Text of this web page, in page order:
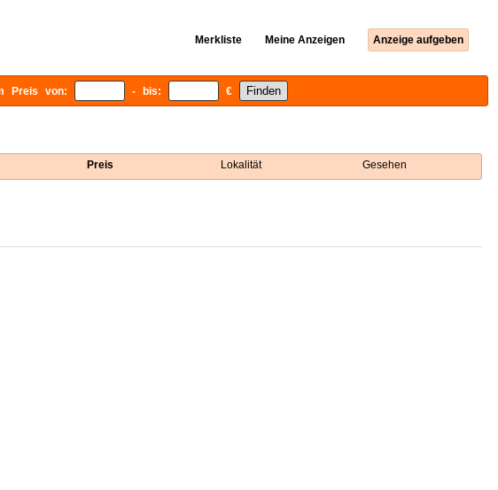
Merkliste Meine Anzeigen Anzeige aufgeben
Preis von: - bis: €
Preis Lokalität Gesehen